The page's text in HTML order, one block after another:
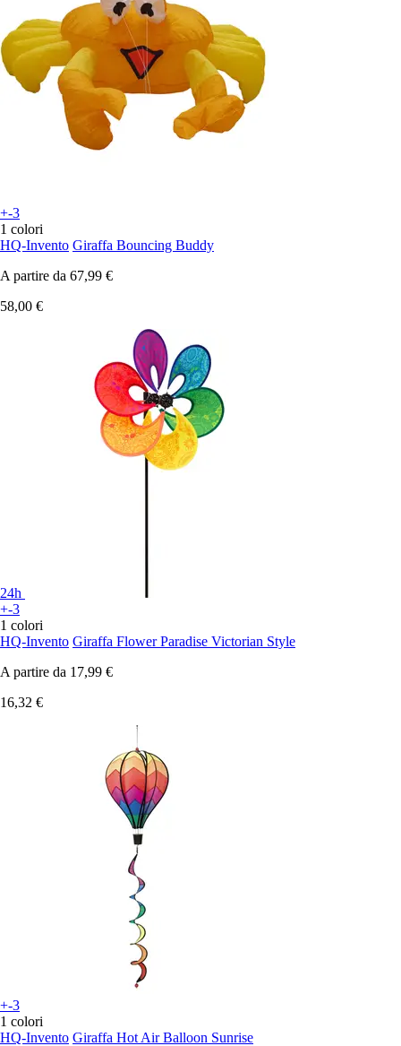
+-3
1 colori
HQ-Invento Giraffa Bouncing Buddy
A partire da 67,99 €
58,00 €
24h
+-3
1 colori
HQ-Invento Giraffa Flower Paradise Victorian Style
A partire da 17,99 €
16,32 €
+-3
1 colori
HQ-Invento Giraffa Hot Air Balloon Sunrise